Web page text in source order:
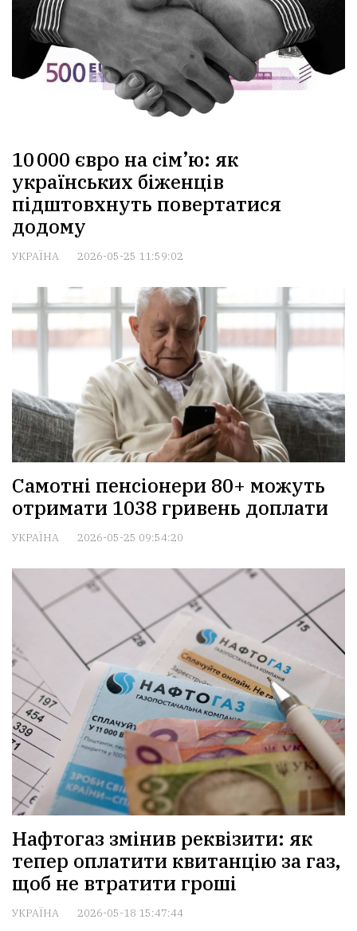
10 000 євро на сім’ю: як
українських біженців
підштовхнуть повертатися
додому
УКРАЇНА 2026-05-25 11:59:02
Самотні пенсіонери 80+ можуть
отримати 1038 гривень доплати
УКРАЇНА 2026-05-25 09:54:20
Нафтогаз змінив реквізити: як
тепер оплатити квитанцію за газ,
щоб не втратити гроші
УКРАЇНА 2026-05-18 15:47:44